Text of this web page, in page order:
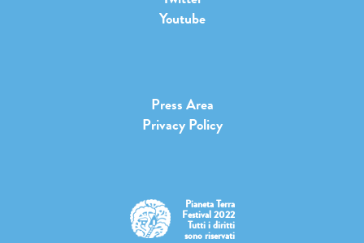
Youtube
Press Area
Privacy Policy
Pianeta Terra
Festival 2022
Tutti i diritti
sono riservati